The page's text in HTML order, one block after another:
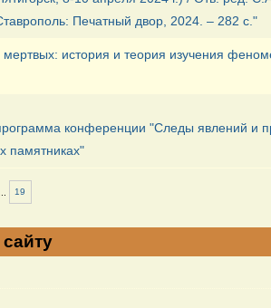
Печатный двор, 2024. – 282 с."
история и теория изучения
конференции "Следы явлений и
памятниках"
19